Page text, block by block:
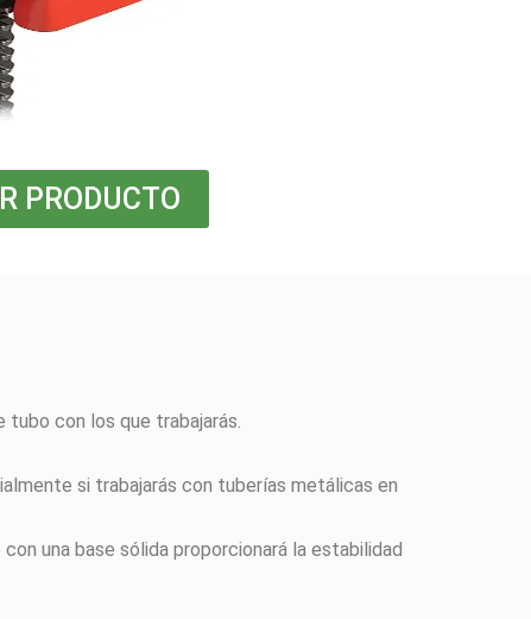
PRODUCTO
con los que trabajarás.
si trabajarás con tuberías metálicas en
una base sólida proporcionará la estabilidad